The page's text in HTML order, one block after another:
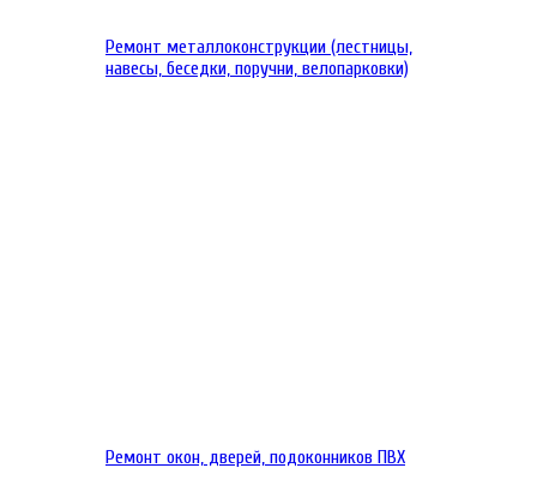
Ремонт металлоконструкции (лестницы,
навесы, беседки, поручни, велопарковки)
Ремонт окон, дверей, подоконников ПВХ